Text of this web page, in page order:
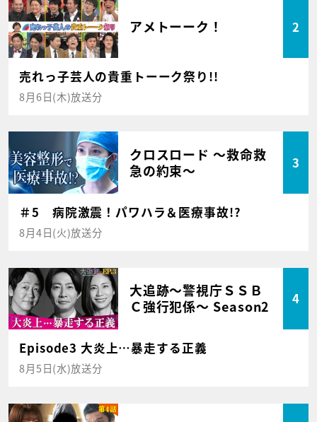
アメトーーク！ 2
売れっ子芸人の貴重トーーク祭り!!
8月6日(木)放送分
クロスロード ～救命救
急の約束～
3
＃5 病院激震！パワハラ＆医療事故!?
8月4日(火)放送分
大追跡～警視庁ＳＳＢ
Ｃ強行犯係～ Season2
4
Episode3 大炎上…暴走する正義
8月5日(水)放送分